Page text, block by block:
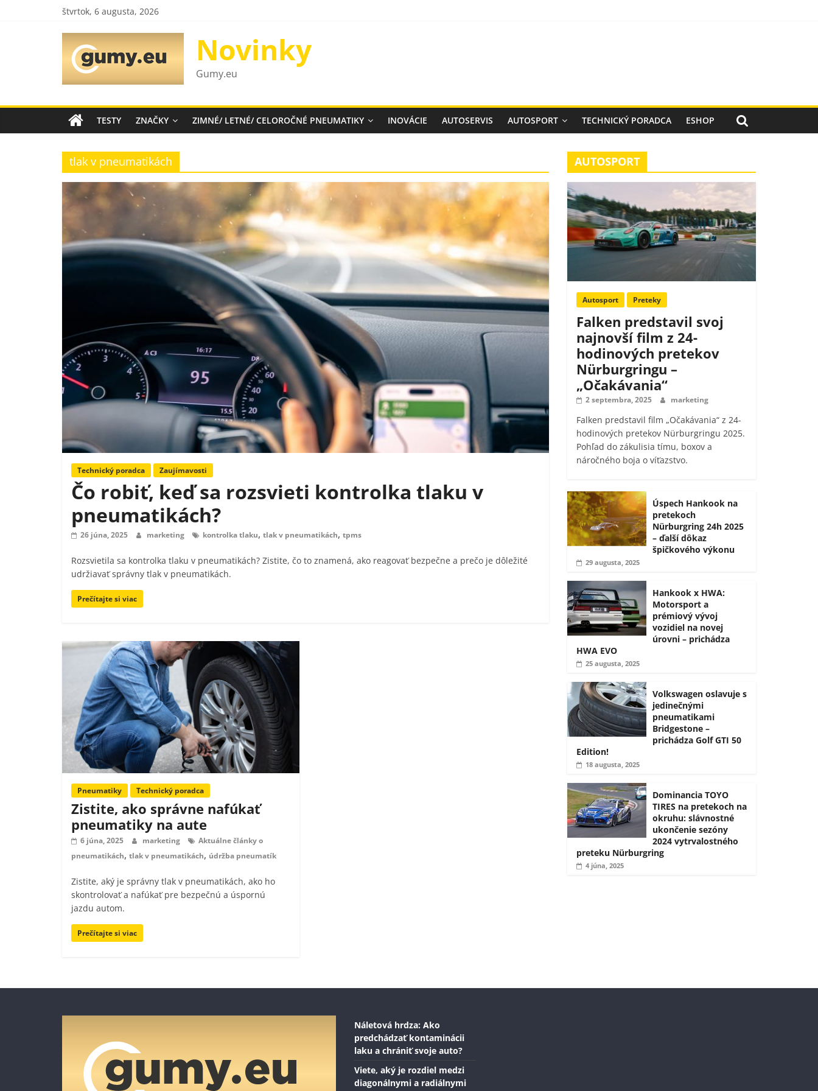
štvrtok, 6 augusta, 2026
Novinky
Gumy.eu
TESTY ZNAČKY ZIMNÉ/ LETNÉ/ CELOROČNÉ PNEUMATIKY INOVÁCIE AUTOSERVIS AUTOSPORT TECHNICKÝ PORADCA ESHOP
tlak v pneumatikách
Technický poradca Zaujímavosti
Čo robiť, keď sa rozsvieti kontrolka tlaku v
pneumatikách?
26 júna, 2025 marketing kontrolka tlaku, tlak v pneumatikách, tpms
Rozsvietila sa kontrolka tlaku v pneumatikách? Zistite, čo to znamená, ako reagovať bezpečne a prečo je dôležité
udržiavať správny tlak v pneumatikách.
Prečítajte si viac
Pneumatiky Technický poradca
Zistite, ako správne nafúkať
pneumatiky na aute
6 júna, 2025 marketing
Aktuálne články o
pneumatikách, tlak v pneumatikách, údržba pneumatík
Zistite, aký je správny tlak v pneumatikách, ako ho
skontrolovať a nafúkať pre bezpečnú a úspornú
jazdu autom.
Prečítajte si viac
AUTOSPORT
Autosport Preteky
Falken predstavil svoj
najnovší film z 24-
hodinových pretekov
Nürburgringu –
„Očakávania“
2 septembra, 2025 marketing
Falken predstavil film „Očakávania“ z 24-
hodinových pretekov Nürburgringu 2025.
Pohľad do zákulisia tímu, boxov a
náročného boja o víťazstvo.
Úspech Hankook na
pretekoch
Nürburgring 24h 2025
– ďalší dôkaz
špičkového výkonu
29 augusta, 2025
Hankook x HWA:
Motorsport a
prémiový vývoj
vozidiel na novej
úrovni – prichádza
HWA EVO
25 augusta, 2025
Volkswagen oslavuje s
jedinečnými
pneumatikami
Bridgestone –
prichádza Golf GTI 50
Edition!
18 augusta, 2025
Dominancia TOYO
TIRES na pretekoch na
okruhu: slávnostné
ukončenie sezóny
2024 vytrvalostného
preteku Nürburgring
4 júna, 2025
Náletová hrdza: Ako
predchádzať kontaminácii
laku a chrániť svoje auto?
Viete, aký je rozdiel medzi
diagonálnymi a radiálnymi